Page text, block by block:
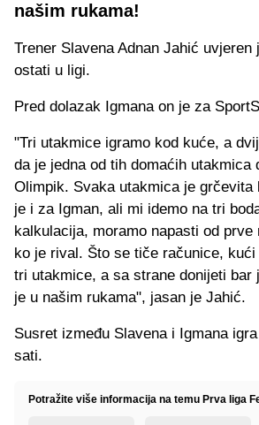
našim rukama!
Trener Slavena Adnan Jahić uvjeren
ostati u ligi.
Pred dolazak Igmana on je za
"Tri utakmice igramo kod kuće, a
da je jedna od tih domaćih utakmica
Olimpik. Svaka utakmica je grčevita
je i za Igman, ali mi idemo na tri
kalkulacija, moramo napasti od prve
ko je rival. Što se tiče računice,
tri utakmice, a sa strane donijeti bar
je u našim rukama", jasan je Jahić.
Susret između Slavena i Igmana
sati.
Potražite više informacija na temu Prva liga